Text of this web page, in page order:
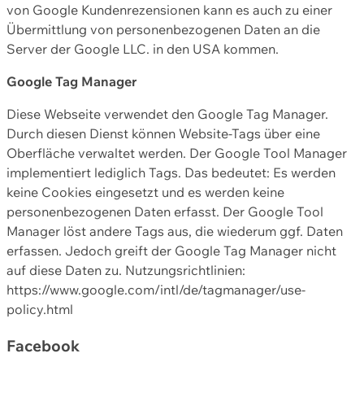
von Google Kundenrezensionen kann es auch zu einer
Übermittlung von personenbezogenen Daten an die
Server der Google LLC. in den USA kommen.
Google Tag Manager
Diese Webseite verwendet den Google Tag Manager.
Durch diesen Dienst können Website-Tags über eine
Oberfläche verwaltet werden. Der Google Tool Manager
implementiert lediglich Tags. Das bedeutet: Es werden
keine Cookies eingesetzt und es werden keine
personenbezogenen Daten erfasst. Der Google Tool
Manager löst andere Tags aus, die wiederum ggf. Daten
erfassen. Jedoch greift der Google Tag Manager nicht
auf diese Daten zu. Nutzungsrichtlinien:
https://www.google.com/intl/de/tagmanager/use-
policy.html
Facebook